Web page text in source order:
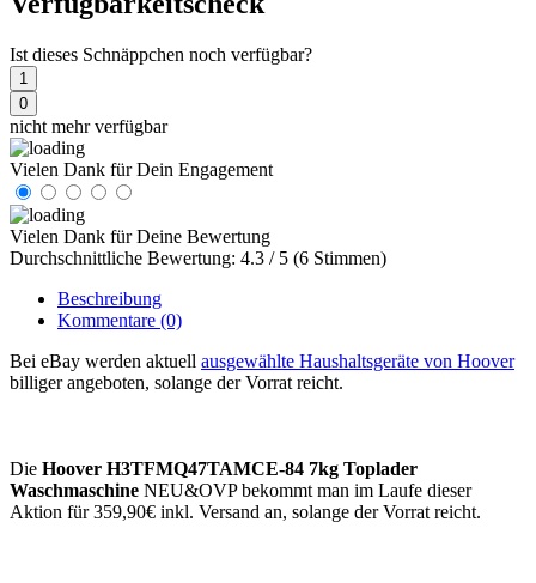
Ist dieses Schnäppchen noch verfügbar?
1
0
nicht mehr verfügbar
Vielen Dank für Dein Engagement
Vielen Dank für Deine Bewertung
Durchschnittliche Bewertung: 4.3 / 5 (6 Stimmen)
Beschreibung
Kommentare (0)
Bei eBay werden aktuell ausgewählte Haushaltsgeräte von Hoover
billiger angeboten, solange der Vorrat reicht.
Die Hoover H3TFMQ47TAMCE-84 7kg Toplader
Waschmaschine NEU&OVP bekommt man im Laufe dieser
Aktion für 359,90€ inkl. Versand an, solange der Vorrat reicht.